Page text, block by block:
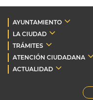
AYUNTAMIENTO
LA CIUDAD
TRÁMITES
ATENCIÓN CIUDADANA
ACTUALIDAD